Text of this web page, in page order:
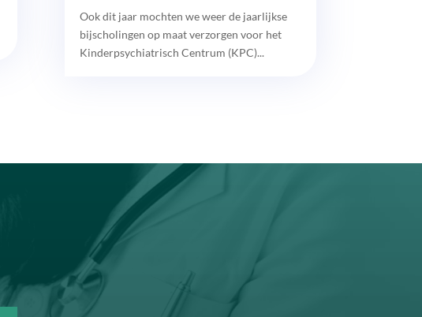
Ook dit jaar mochten we weer de jaarlijkse
bijscholingen op maat verzorgen voor het
Kinderpsychiatrisch Centrum (KPC)...